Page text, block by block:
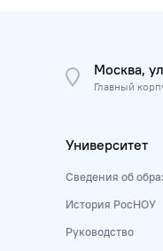
Москва,
Главный
Университет
Сведения об
История РосНОУ
Руководство